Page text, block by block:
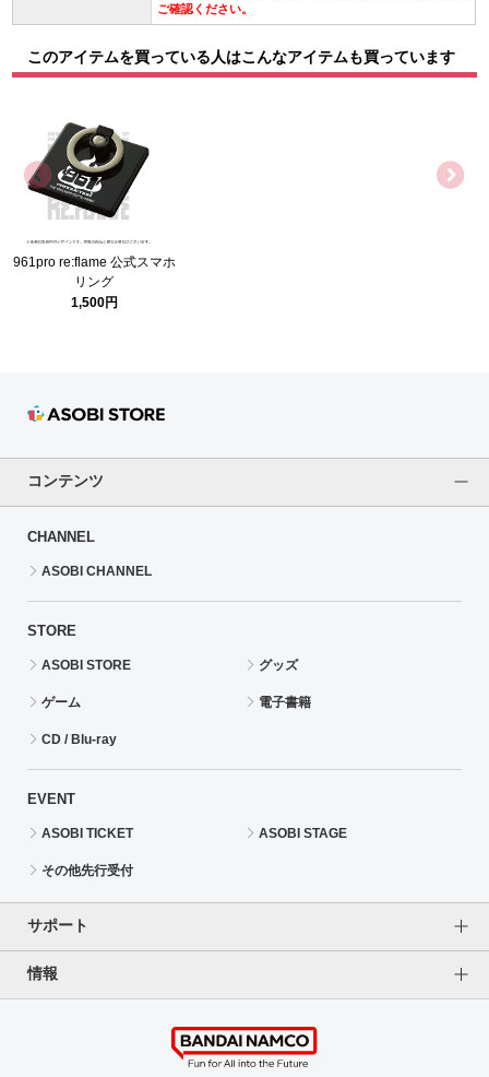
ご確認ください。
このアイテムを買っている人はこんなアイテムも買っています
961pro re:flame 公式スマホ
リング
1,500円
コンテンツ
CHANNEL
ASOBI CHANNEL
STORE
ASOBI STORE グッズ
ゲーム 電子書籍
CD / Blu-ray
EVENT
ASOBI TICKET ASOBI STAGE
その他先行受付
サポート
よくあるご質問（FAQ）
情報
個人情報保護方針
特定商取引法に基づく表記 企業情報